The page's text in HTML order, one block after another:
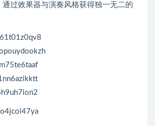
过效果器与演奏风格获得独一无二的